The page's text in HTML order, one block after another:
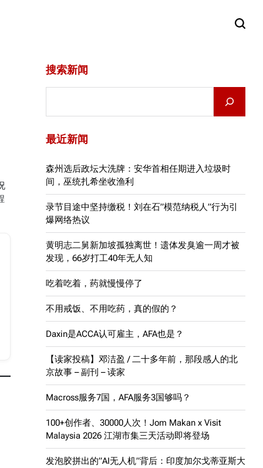
搜索新闻
最近新闻
森州选后政坛大洗牌：安华首相任期进入垃圾时
间，巫统扎希坐收渔利
录节目途中坚持缴税！刘在石”模范纳税人”行为引
爆网络热议
黄明志二舅新加坡孤独离世！遗体发臭逾一周才被
发现，66岁打工40年无人知
吃着吃着，药就慢慢停了
不用戒饭、不用吃药，真的假的？
Daxin是ACCA认可雇主，AFA也是？
【读家投稿】邓洁盈 / 二十多年前，那段感人的北
京故事 – 副刊 – 读家
Macross服务7国，AFA服务3国够吗？
100+创作者、30000人次！Jom Makan x Visit
Malaysia 2026 江湖市集三天活动即将登场
发泡胶拼出的”AI无人机”背后：印度加尔戈蒂亚斯大